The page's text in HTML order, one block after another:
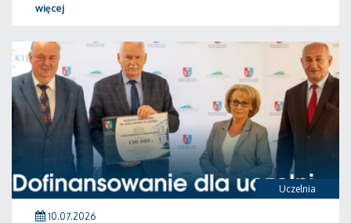
więcej
Uczelnia
10.07.2026